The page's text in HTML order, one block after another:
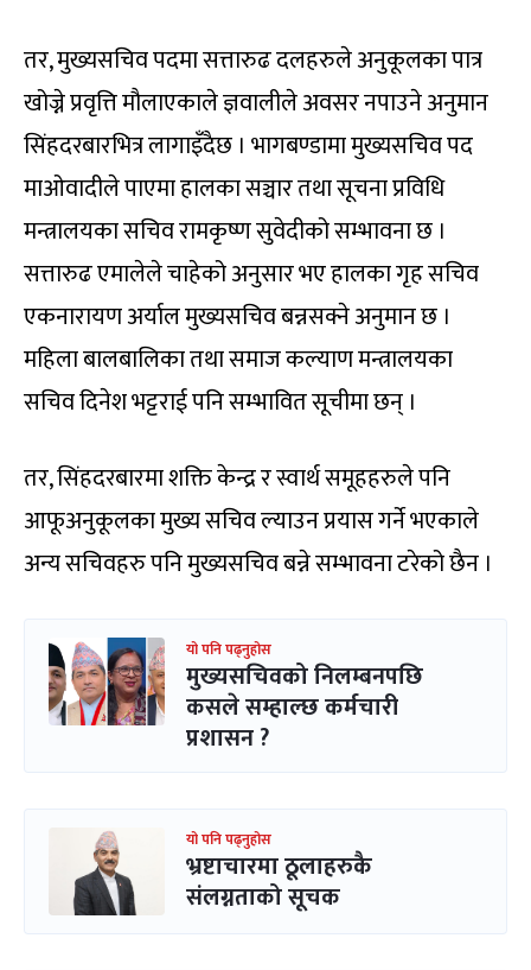
तर, मुख्यसचिव पदमा सत्तारुढ दलहरुले अनुकूलका पात्र
खोज्ने प्रवृत्ति मौलाएकाले ज्ञवालीले अवसर नपाउने अनुमान
सिंहदरबारभित्र लागाइँदैछ । भागबण्डामा मुख्यसचिव पद
माओवादीले पाएमा हालका सञ्चार तथा सूचना प्रविधि
मन्त्रालयका सचिव रामकृष्ण सुवेदीको सम्भावना छ ।
सत्तारुढ एमालेले चाहेको अनुसार भए हालका गृह सचिव
एकनारायण अर्याल मुख्यसचिव बन्नसक्ने अनुमान छ ।
महिला बालबालिका तथा समाज कल्याण मन्त्रालयका
सचिव दिनेश भट्टराई पनि सम्भावित सूचीमा छन् ।
तर, सिंहदरबारमा शक्ति केन्द्र र स्वार्थ समूहहरुले पनि
आफूअनुकूलका मुख्य सचिव ल्याउन प्रयास गर्ने भएकाले
अन्य सचिवहरु पनि मुख्यसचिव बन्ने सम्भावना टरेको छैन ।
यो पनि पढ्नुहोस
मुख्यसचिवको निलम्बनपछि
कसले सम्हाल्छ कर्मचारी
प्रशासन ?
यो पनि पढ्नुहोस
भ्रष्टाचारमा ठूलाहरुकै
संलग्नताको सूचक